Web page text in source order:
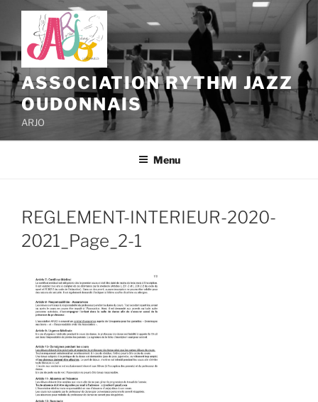
Aller
contenu
principal
ASSOCIATION RYTHM JAZZ
OUDONNAIS
ARJO
Menu
REGLEMENT-INTERIEUR-2020-
2021_Page_2-1